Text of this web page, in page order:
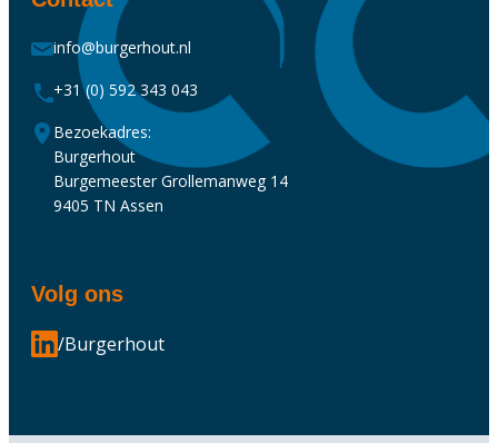
info@burgerhout.nl
+31 (0) 592 343 043
Bezoekadres:
Burgerhout
Burgemeester Grollemanweg 14
9405 TN Assen
Volg ons
/Burgerhout